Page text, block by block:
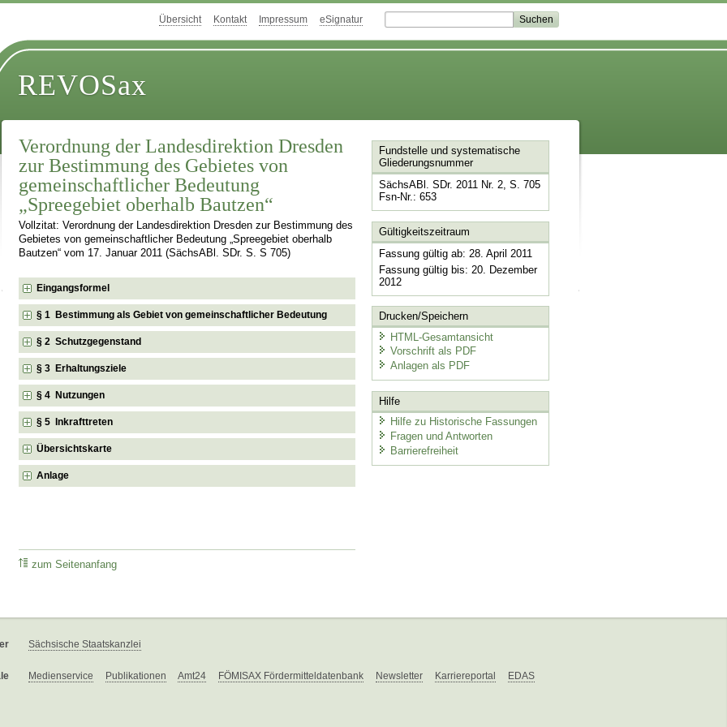
Übersicht Kontakt Impressum eSignatur
REVOSax
Verordnung der Landesdirektion Dresden
zur Bestimmung des Gebietes von
gemeinschaftlicher Bedeutung
„Spreegebiet oberhalb Bautzen“
Vollzitat: Verordnung der Landesdirektion Dresden zur Bestimmung des
Gebietes von gemeinschaftlicher Bedeutung „Spreegebiet oberhalb
Bautzen“ vom 17. Januar 2011 (SächsABl. SDr. S. S 705)
Eingangsformel
§ 1 Bestimmung als Gebiet von gemeinschaftlicher Bedeutung
§ 2 Schutzgegenstand
§ 3 Erhaltungsziele
§ 4 Nutzungen
§ 5 Inkrafttreten
Übersichtskarte
Anlage
zum Seitenanfang
Fundstelle und systematische
Gliederungsnummer
SächsABl. SDr. 2011 Nr. 2, S. 705
Fsn-Nr.: 653
Gültigkeitszeitraum
Fassung gültig ab: 28. April 2011
Fassung gültig bis: 20. Dezember
2012
Drucken/Speichern
HTML-Gesamtansicht
Vorschrift als PDF
Anlagen als PDF
Hilfe
Hilfe zu Historische Fassungen
Fragen und Antworten
Barrierefreiheit
Sächsische Staatskanzlei
Medienservice Publikationen Amt24 FÖMISAX Fördermitteldatenbank Newsletter Karriereportal EDAS